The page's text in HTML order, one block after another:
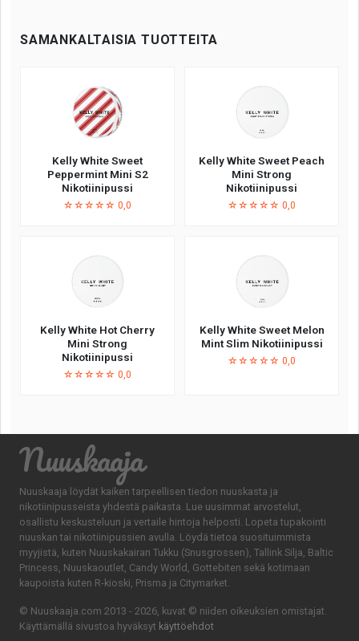
SAMANKALTAISIA TUOTTEITA
Kelly White Sweet
Peppermint Mini S2
Nikotiinipussi
☆☆☆☆☆ 0,0
Kelly White Sweet Peach
Mini Strong
Nikotiinipussi
☆☆☆☆☆ 0,0
Kelly White Hot Cherry
Mini Strong
Nikotiinipussi
☆☆☆☆☆ 0,0
Kelly White Sweet Melon
Mint Slim Nikotiinipussi
☆☆☆☆☆ 0,0
Nuuskaaja
Nuuskaaja löydät kaiken tarpeellisen tiedon nuuskasta ja
nikotiinipusseista yhdestä paikasta. Lue uusimmat arvostelut,
osallistu keskusteluun ja vertaile hintoja helposti. Lopeta tupakointi
nuuskan tai nikotiinipussien avulla. Löydä tietoa suosituimmista
myyjistä, kuten Nuuskakairan Tukku (Snusgrossen), Tallink Silja, Baltic
Princess, Nuuskaoutlet, Candy World, Gottebiten sekä kotimaan
kaupoista kuten R-kioski, Prisma ja Citymarket.
© Nuuskaaja.com 2013 - 2026, kuvat © niiden oikeuksien omistajat.
Käyttämällä sivustoa hyväksyt käyttöehdot